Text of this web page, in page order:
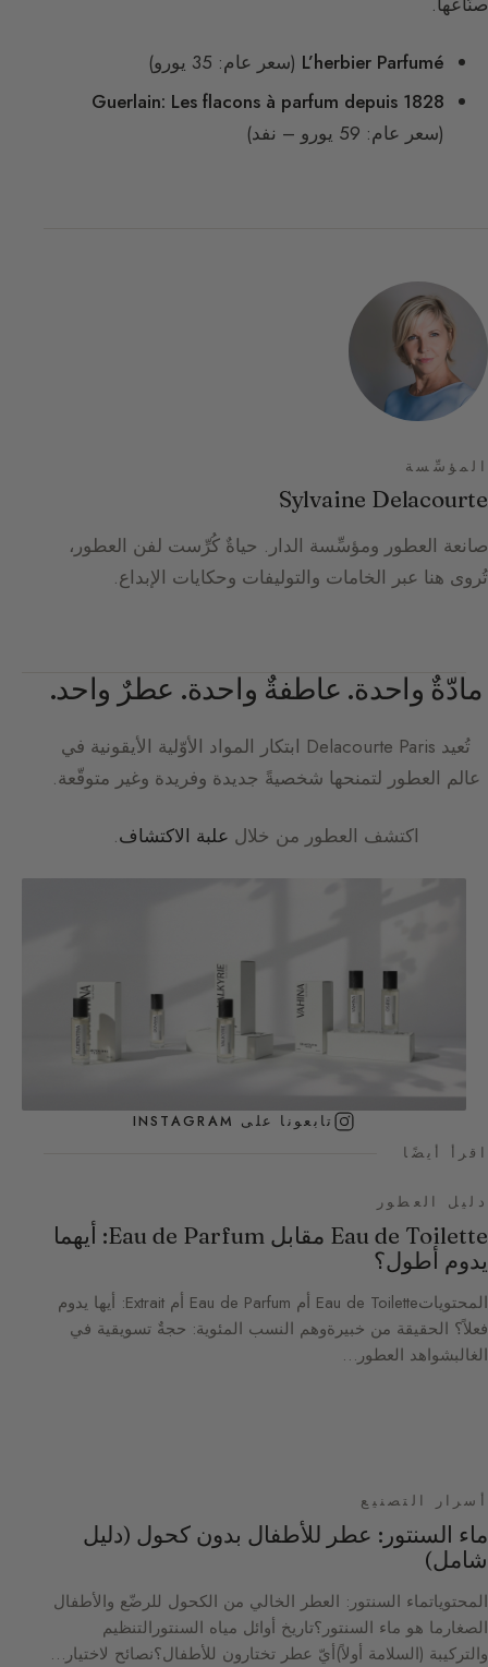
L’herbier Parfumé (سعر عام: 35 يورو)
Guerlain: Les flacons à parfum depuis 1828
(سعر عام: 59 يورو – نفد)
المؤسِّسة
Sylvaine Delacourte
صانعة العطور ومؤسِّسة الدار. حياةٌ كُرِّست لفن العطور،
تُروى هنا عبر الخامات والتوليفات وحكايات الإبداع.
مادّةٌ واحدة. عاطفةٌ واحدة. عطرٌ واحد.
تُعيد Delacourte Paris ابتكار المواد الأوّلية الأيقونية في
عالم العطور لتمنحها شخصيةً جديدة وفريدة وغير متوقّعة.
اكتشف العطور من خلال علبة الاكتشاف.
تابعونا على INSTAGRAM
اقرأ أيضًا
دليل العطور
Eau de Toilette مقابل Eau de Parfum: أيهما
يدوم أطول؟
المحتوياتEau de Toilette أم Eau de Parfum أم Extrait: أيها يدوم
فعلاً؟ الحقيقة من خبيرةوهم النسب المئوية: حجةٌ تسويقية في
الغالبشواهد العطور…
أسرار التصنيع
ماء السنتور: عطر للأطفال بدون كحول (دليل
شامل)
المحتوياتماء السنتور: العطر الخالي من الكحول للرضّع والأطفال
الصغارما هو ماء السنتور؟تاريخ أوائل مياه السنتورالتنظيم
والتركيبة (السلامة أولاً)أيّ عطر تختارون للأطفال؟نصائح لاختيار…